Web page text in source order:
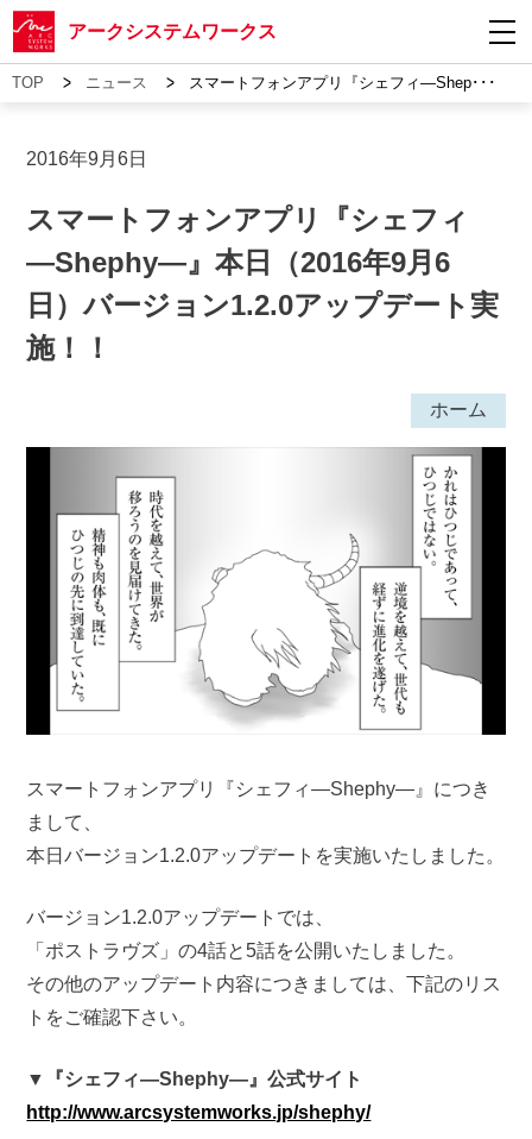
アークシステムワークス
TOP > ニュース > スマートフォンアプリ『シェフィ―Shep･･･
2016年9月6日
スマートフォンアプリ『シェフィ
―Shephy―』本日（2016年9月6
日）バージョン1.2.0アップデート実
施！！
ホーム
スマートフォンアプリ『シェフィ―Shephy―』につき
まして、
本日バージョン1.2.0アップデートを実施いたしました。
バージョン1.2.0アップデートでは、
「ポストラヴズ」の4話と5話を公開いたしました。
その他のアップデート内容につきましては、下記のリス
トをご確認下さい。
▼『シェフィ―Shephy―』公式サイト
http://www.arcsystemworks.jp/shephy/